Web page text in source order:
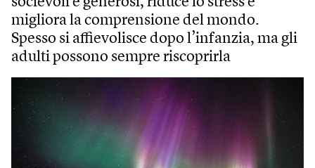
migliora la comprensione del mondo.
Spesso si affievolisce dopo l’infanzia, ma gli
adulti possono sempre riscoprirla